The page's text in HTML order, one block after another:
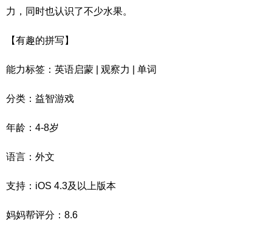
力，同时也认识了不少水果。
【有趣的拼写】
能力标签：英语启蒙 | 观察力 | 单词
分类：益智游戏
年龄：4-8岁
语言：外文
支持：iOS 4.3及以上版本
妈妈帮评分：8.6